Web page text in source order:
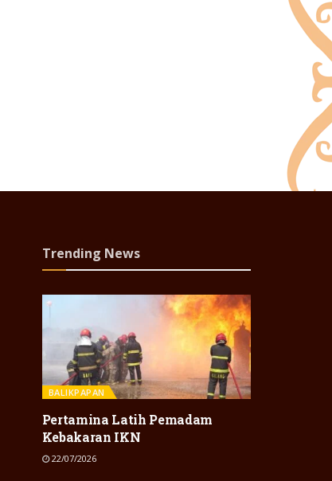
Trending News
BALIKPAPAN
Pertamina Latih Pemadam
Kebakaran IKN
22/07/2026